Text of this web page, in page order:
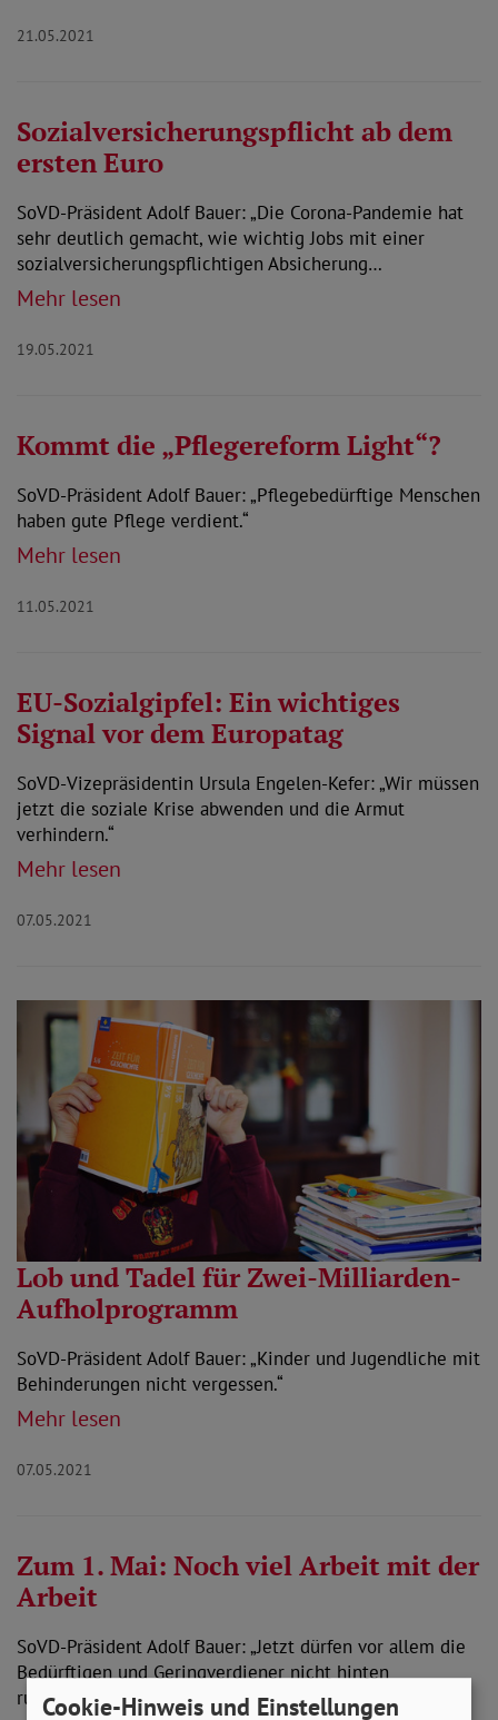
21.05.2021
Sozialversicherungspflicht ab dem
ersten Euro
SoVD-Präsident Adolf Bauer: „Die Corona-Pandemie hat
sehr deutlich gemacht, wie wichtig Jobs mit einer
sozialversicherungspflichtigen Absicherung…
Mehr lesen
19.05.2021
Kommt die „Pflegereform Light“?
SoVD-Präsident Adolf Bauer: „Pflegebedürftige Menschen
haben gute Pflege verdient.“
Mehr lesen
11.05.2021
EU-Sozialgipfel: Ein wichtiges
Signal vor dem Europatag
SoVD-Vizepräsidentin Ursula Engelen-Kefer: „Wir müssen
jetzt die soziale Krise abwenden und die Armut
verhindern.“
Mehr lesen
07.05.2021
Lob und Tadel für Zwei-Milliarden-
Aufholprogramm
SoVD-Präsident Adolf Bauer: „Kinder und Jugendliche mit
Behinderungen nicht vergessen.“
Mehr lesen
07.05.2021
Zum 1. Mai: Noch viel Arbeit mit der
Arbeit
SoVD-Präsident Adolf Bauer: „Jetzt dürfen vor allem die
Bedürftigen und Geringverdiener nicht hinten
runterfallen.“
Cookie-Hinweis und Einstellungen